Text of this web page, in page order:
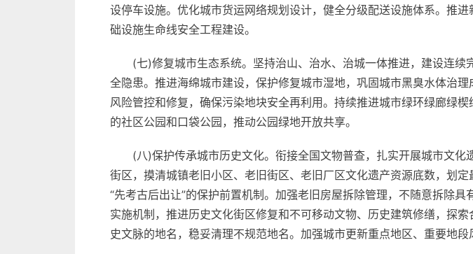
设停车设施。优化城市货运网络规划设计，健全分级配送设施体系。推
础设施生命线安全工程建设。
(七)修复城市生态系统。坚持治山、治水、治城一体推进，建设连
全隐患。推进海绵城市建设，保护修复城市湿地，巩固城市黑臭水体治
风险管控和修复，确保污染地块安全再利用。持续推进城市绿环绿廊绿
的社区公园和口袋公园，推动公园绿地开放共享。
(八)保护传承城市历史文化。衔接全国文物普查，扎实开展城市文
街区，摸清城镇老旧小区、老旧街区、老旧厂区文化遗产资源底数，划
“先考古后出让”的保护前置机制。加强老旧房屋拆除管理，不随意拆除
实施机制，推进历史文化街区修复和不可移动文物、历史建筑修缮，探
史文脉的地名，稳妥清理不规范地名。加强城市更新重点地区、重要地